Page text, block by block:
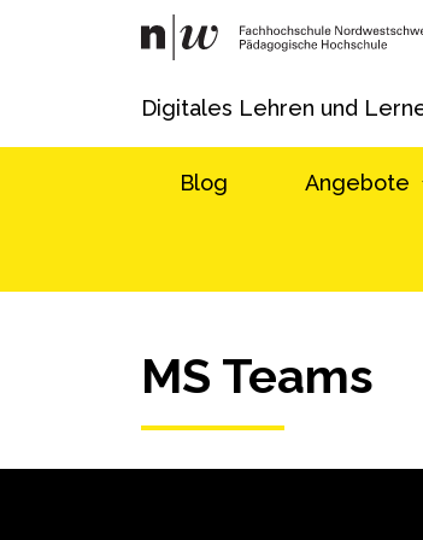
Digitales Lehren und
Blog Angebote
MS Teams